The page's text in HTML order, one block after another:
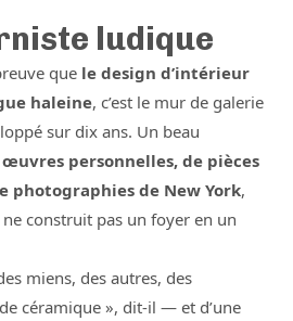
ludique
que le design d’intérieur
haleine, c’est le mur de galerie
sur dix ans. Un beau
œuvres personnelles, de pièces
photographies de New York,
ne construit pas un foyer en un
miens, des autres, des
céramique », dit-il — et d’une